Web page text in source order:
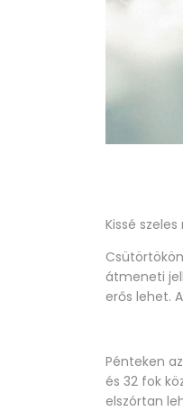
Kissé
átmeneti
erős lehet.
Pénteken
és 32 fok
elszórtan